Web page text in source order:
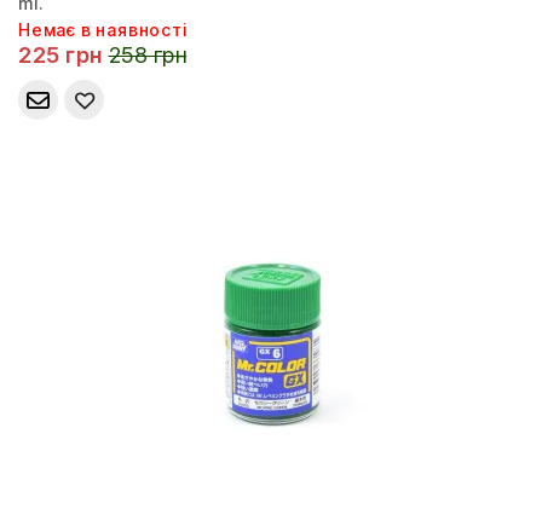
Немає в наявності
225 грн 258 грн